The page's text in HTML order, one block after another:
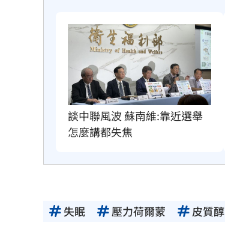
談中聯風波 蘇南維:靠近選舉
怎麼講都失焦
失眠 壓力荷爾蒙 皮質醇